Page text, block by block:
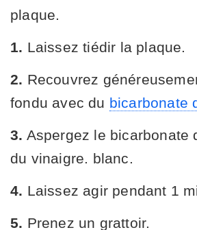
plaque.
1. Laissez tiédir la plaque.
2. Recouvrez
fondu avec du bicarbonate
3. Aspergez le bicarbonate
du vinaigre. blanc.
4. Laissez agir pendant 1
5. Prenez un grattoir.